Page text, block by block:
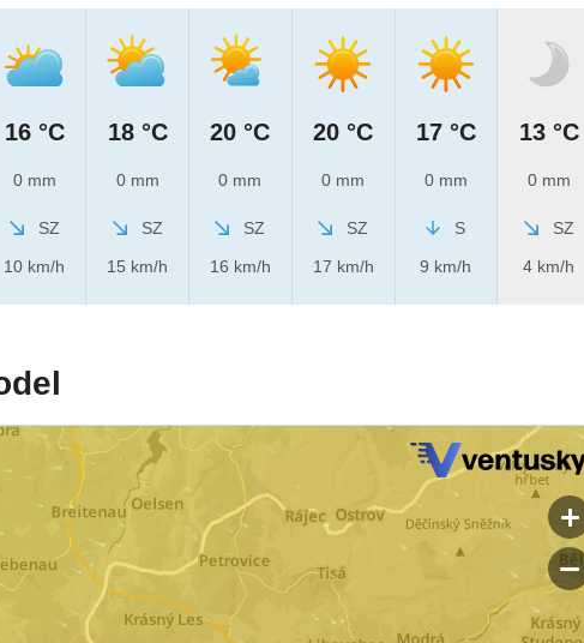
16 °C
0 mm
SZ
10 km/h
18 °C
0 mm
SZ
15 km/h
20 °C
0 mm
SZ
16 km/h
20 °C
0 mm
SZ
17 km/h
17 °C
0 mm
S
9 km/h
13 °C
0 mm
SZ
4 km/h